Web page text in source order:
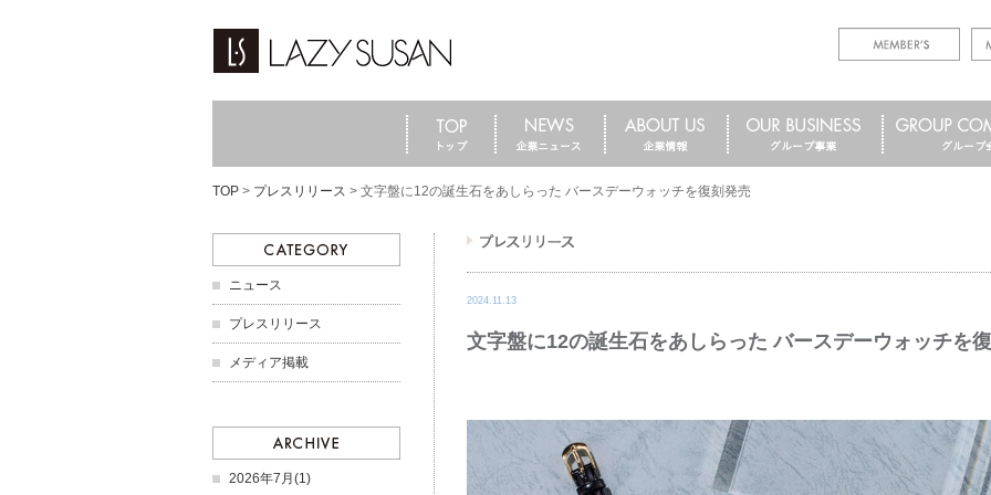
TOP > プレスリリース > 文字盤に12の誕生石をあしらった バースデーウォッチを復刻発売
ニュース
プレスリリース
メディア掲載
2026年7月(1)
2024.11.13
文字盤に12の誕生石をあしらった バースデーウォッチを